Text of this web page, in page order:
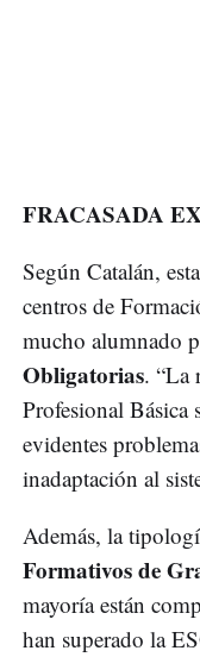
FRACASADA
Según Catalán,
centros de
mucho alumnado
Obligatorias. “La
Profesional Básica
evidentes
inadaptación al
Además, la
Formativos de
mayoría están
han superado la